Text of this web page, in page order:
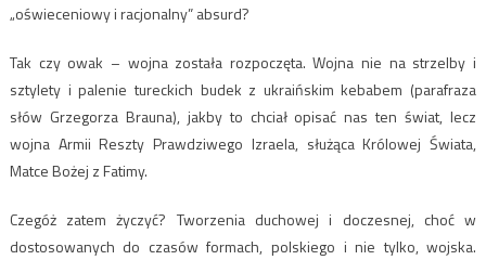
„oświeceniowy i racjonalny” absurd?
Tak czy owak – wojna została rozpoczęta. Wojna nie na strzelby i
sztylety i palenie tureckich budek z ukraińskim kebabem (parafraza
słów Grzegorza Brauna), jakby to chciał opisać nas ten świat, lecz
wojna Armii Reszty Prawdziwego Izraela, służąca Królowej Świata,
Matce Bożej z Fatimy.
Czegóż zatem życzyć? Tworzenia duchowej i doczesnej, choć w
dostosowanych do czasów formach, polskiego i nie tylko, wojska.